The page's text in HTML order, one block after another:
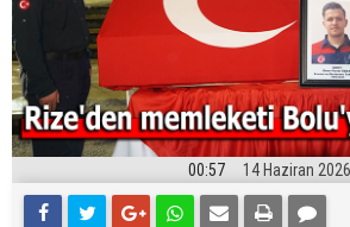
00:57 14 Haziran 2026